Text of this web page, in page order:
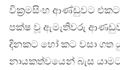
වික්‍රමසිංහ ආණ්ඩුවට එකට
පක්ෂ වූ ඇමැතිවරු
දිනකට හෝ කට වසා ගත
නායකත්වයෙන් බැස